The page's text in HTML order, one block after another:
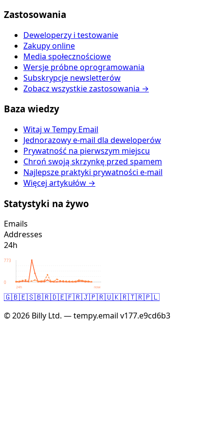
Zastosowania
Deweloperzy i testowanie
Zakupy online
Media społecznościowe
Wersje próbne oprogramowania
Subskrypcje newsletterów
Zobacz wszystkie zastosowania →
Baza wiedzy
Witaj w Tempy Email
Jednorazowy e-mail dla deweloperów
Prywatność na pierwszym miejscu
Chroń swoją skrzynkę przed spamem
Najlepsze praktyki prywatności e-mail
Więcej artykułów →
Statystyki na żywo
Emails
Addresses
24h
773
0
24h now
🇬🇧🇪🇸🇧🇷🇩🇪🇫🇷🇯🇵🇷🇺🇰🇷🇹🇷🇵🇱
© 2026 Billy Ltd. — tempy.email v177.e9cd6b3